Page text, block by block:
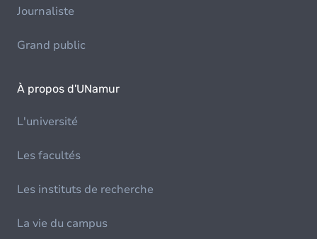
Journaliste
Grand public
À propos d'UNamur
L'université
Les facultés
Les instituts de recherche
La vie du campus